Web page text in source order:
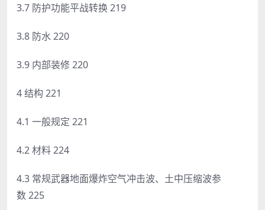
3.7 防护功能平战转换 219
3.8 防水 220
3.9 内部装修 220
4 结构 221
4.1 一般规定 221
4.2 材料 224
4.3 常规武器地面爆炸空气冲击波、土中压缩波参
数 225